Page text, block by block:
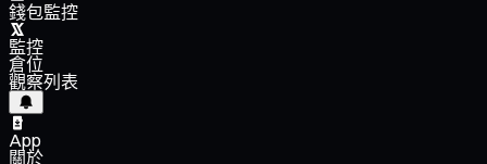
錢包監控
監控
倉位
觀察列表
App
關於